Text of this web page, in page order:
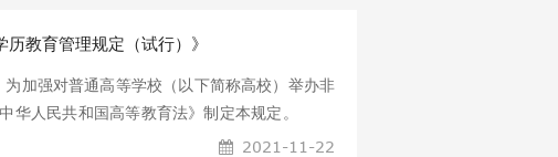
基础上，加强文化基础教育，扩大贯通培养规
间，让中职学生就业有能力、升学有优势、发
通过撤销、合并、转型、托管、土地置换、集
历教育管理规定（试行）》
强对普通高等学校（以下简称高校）举办非
中华人民共和国高等教育法》制定本规定。
育是指高校在学历教育之外面向社会举办的，
2021-11-22